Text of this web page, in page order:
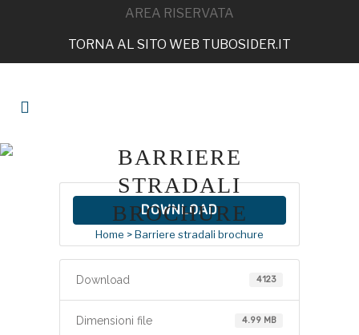
AREA RISERVATA
TORNA AL SITO WEB TUBOSIDER.IT
BARRIERE
STRADALI
BROCHURE
Home >Barriere stradali brochure
DOWNLOAD
Download 4123
Dimensioni file 4.99 MB